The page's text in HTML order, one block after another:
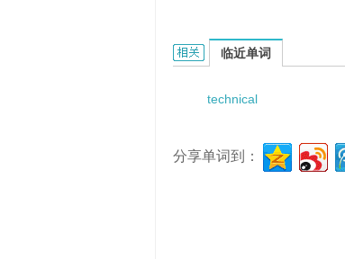
technical writing的相关资料：
临近单词
technical
分享单词到：